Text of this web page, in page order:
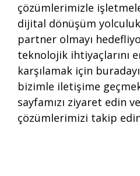
çözümlerimizle
dijital dönüşüm
partner olmayı
teknolojik ihtiyaçlarını
karşılamak için
bizimle iletişime
sayfamızı ziyaret edin
çözümlerimizi takip